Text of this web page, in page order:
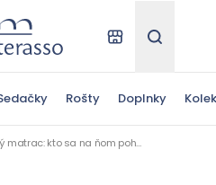
Materasso Kde kúpiťHľadať
Rošty Doplnky
Mäkký matrac: kto sa na ňom pohodlne vyspí?